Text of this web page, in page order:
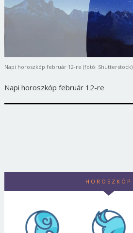
Napi horoszkóp február 12-re (fotó: Shutterstock)
Napi horoszkóp február 12-re
HOROSZKÓP